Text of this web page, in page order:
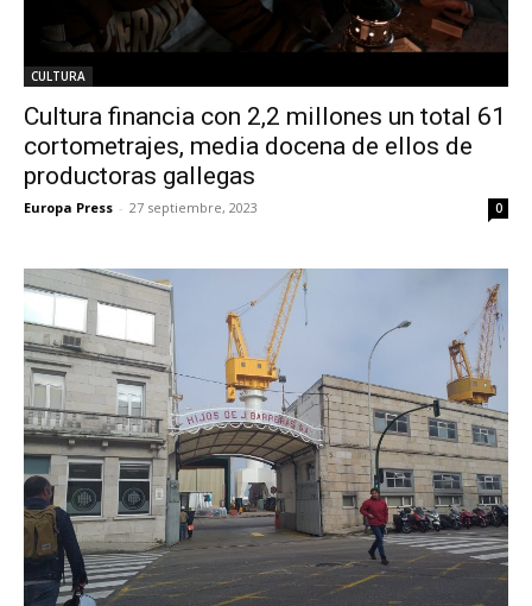
CULTURA
Cultura financia con 2,2 millones un total 61
cortometrajes, media docena de ellos de
productoras gallegas
Europa Press - 27 septiembre, 2023 0